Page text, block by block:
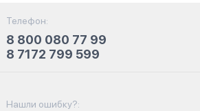
Телефон:
8 800 080 77 99
8 7172 799 599
Нашли ошибку?: